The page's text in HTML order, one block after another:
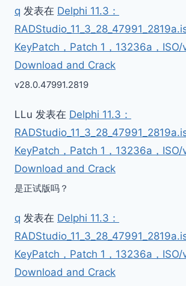
q 发表在 Delphi 11.3：
KeyPatch，Patch 1，13236a，ISO/
Download and Crack
v28.0.47991.2819
LLu 发表在 Delphi 11.3：
KeyPatch，Patch 1，13236a，ISO/
Download and Crack
是正试版吗？
q 发表在 Delphi 11.3：
KeyPatch，Patch 1，13236a，ISO/
Download and Crack